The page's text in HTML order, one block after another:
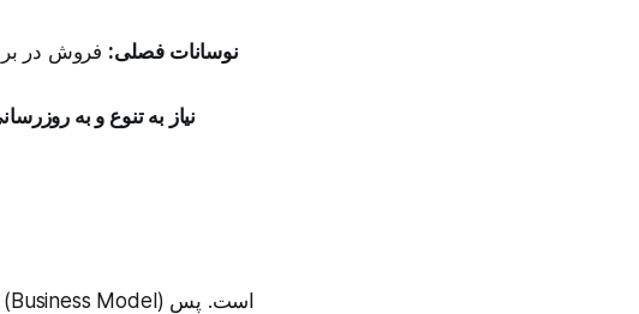
نوسانات فصلی: فروش در
نیاز به تنوع و به